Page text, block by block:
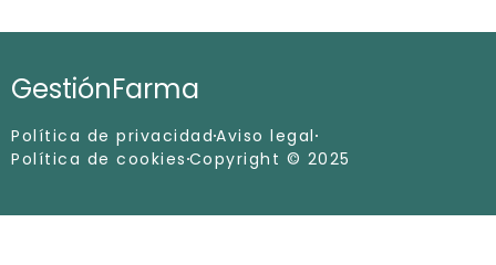
GestiónFarma
Política de privacidad Aviso legal
Política de cookies Copyright © 2025